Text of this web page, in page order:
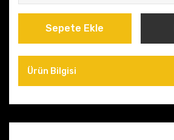
Sepete Ekle
Ürün Bilgisi